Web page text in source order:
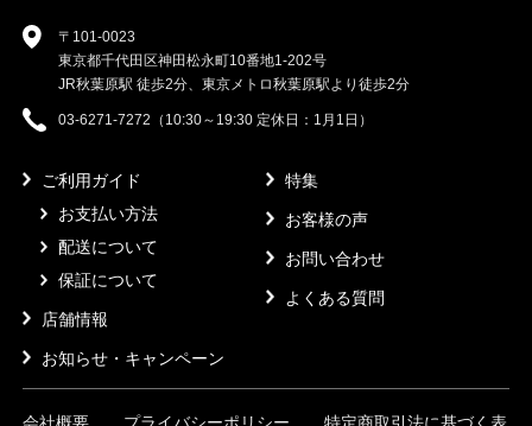
〒101-0023
東京都千代田区神田松永町10番地1-202号
JR秋葉原駅 徒歩2分、東京メトロ秋葉原駅より徒歩2分
03-6271-7272（10:30～19:30 定休日：1月1日）
ご利用ガイド
お支払い方法
配送について
保証について
店舗情報
お知らせ・キャンペーン
特集
お客様の声
お問い合わせ
よくある質問